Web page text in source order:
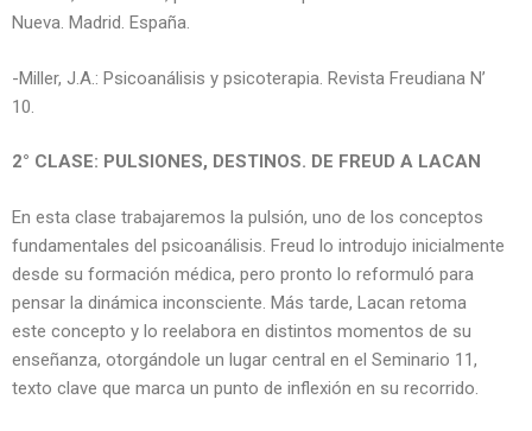
Nueva. Madrid. España.
-Miller, J.A.: Psicoanálisis y psicoterapia. Revista Freudiana N’
10.
2° CLASE: PULSIONES, DESTINOS. DE FREUD A LACAN
En esta clase trabajaremos la pulsión, uno de los conceptos
fundamentales del psicoanálisis. Freud lo introdujo inicialmente
desde su formación médica, pero pronto lo reformuló para
pensar la dinámica inconsciente. Más tarde, Lacan retoma
este concepto y lo reelabora en distintos momentos de su
enseñanza, otorgándole un lugar central en el Seminario 11,
texto clave que marca un punto de inflexión en su recorrido.